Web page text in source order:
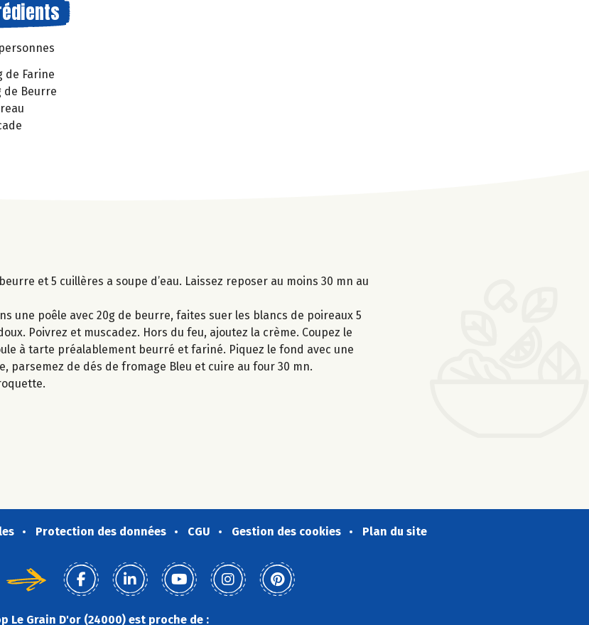
de Farine
de Beurre
et 5 cuillères a soupe d’eau. Laissez reposer au moins 30 mn au
une poêle avec 20g de beurre, faites suer les blancs de poireaux 5
Poivrez et muscadez. Hors du feu, ajoutez la crème. Coupez le
à tarte préalablement beurré et fariné. Piquez le fond avec une
de dés de fromage Bleu et cuire au four 30 mn.
Protection des données CGU Gestion des cookies Plan du site
Le Grain D'or (24000) est proche de :